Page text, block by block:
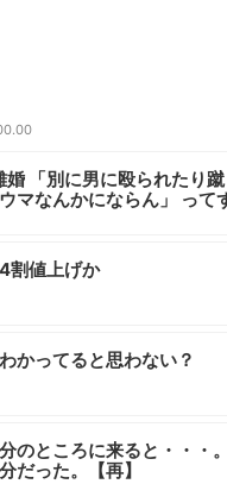
「別に男に殴られたり
マなんかにならん」 って
割値上げか
かってると思わない？
のところに来ると・・・
だった。【再】